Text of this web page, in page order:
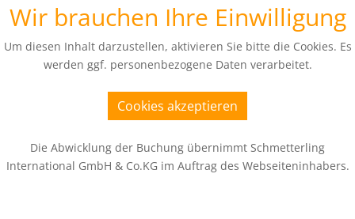
Wir brauchen Ihre Einwilligung
Um diesen Inhalt darzustellen, aktivieren Sie bitte die Cookies. Es
werden ggf. personenbezogene Daten verarbeitet.
Cookies akzeptieren
Die Abwicklung der Buchung übernimmt Schmetterling
International GmbH & Co.KG im Auftrag des Webseiteninhabers.